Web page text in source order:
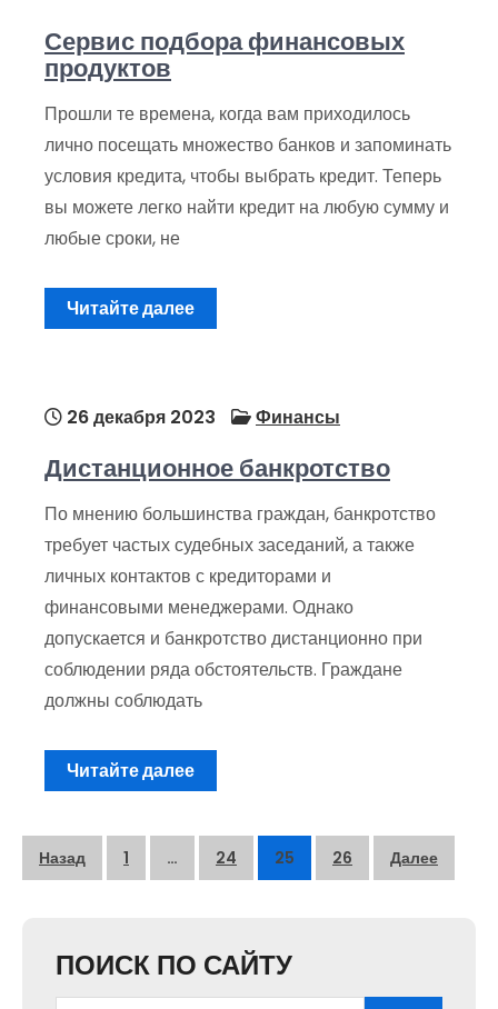
Сервис подбора финансовых
продуктов
Прошли те времена, когда вам приходилось
лично посещать множество банков и запоминать
условия кредита, чтобы выбрать кредит. Теперь
вы можете легко найти кредит на любую сумму и
любые сроки, не
Читайте далее
26 декабря 2023 Финансы
Дистанционное банкротство
По мнению большинства граждан, банкротство
требует частых судебных заседаний, а также
личных контактов с кредиторами и
финансовыми менеджерами. Однако
допускается и банкротство дистанционно при
соблюдении ряда обстоятельств. Граждане
должны соблюдать
Читайте далее
Пагинация
Назад 1 … 24 25 26 Далее
ПОИСК ПО САЙТУ